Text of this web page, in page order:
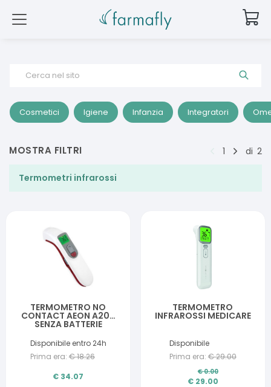
Cerca nel sito
Cosmetici Igiene Infanzia Integratori
MOSTRA FILTRI 1 di 2
Termometri infrarossi
TERMOMETRO NO
CONTACT AEON A200
SENZA BATTERIE
Disponibile entro 24h
Prima era: €18.26
€ 34.07
TERMOMETRO
INFRAROSSI MEDICARE
Disponibile
Prima era: €29.00
€0.00
€ 29.00